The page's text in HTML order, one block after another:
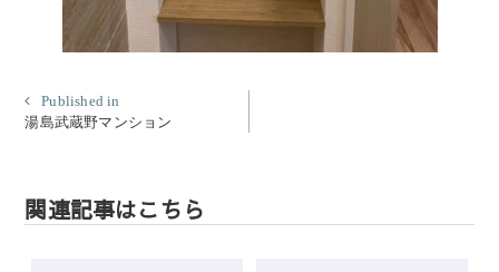
投
稿
ゲ
Published in
湯島武蔵野マンション
関連記事はこちら